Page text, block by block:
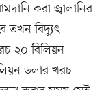
করা জ্বালানির
তখন বিদ্যুৎ
২০ বিলিয়ন
ডলার খরচ